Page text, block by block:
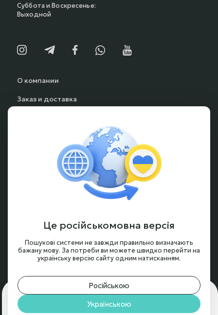
О компании
Заказ и доставка
Гарантия и возврат
Аккумуляторы под заказ
Условия оформления заказа
Контакты
Суббота и Воскресенье:
Выходной
© 2024 - 2026, BTRY.ENERGY
Це російськомовна версія
Пошукові системи не завжди правильно визначають
бажану мову. За потреби ви можете швидко перейти на
українську версію сайту одним натисканням.
Російською
Українською
Для чего нам нужны cookie?🍪 Мы используем cookie,
чтобы обеспечить вам максимальное удобство на